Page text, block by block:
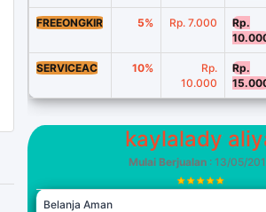
FREEONGKIR 5% Rp. 7.000
Rp.
SERVICEAC 10%
Rp.
10.000
Rp.
kaylalady
Mulai Berjualan: 13/05/
Belanja Aman